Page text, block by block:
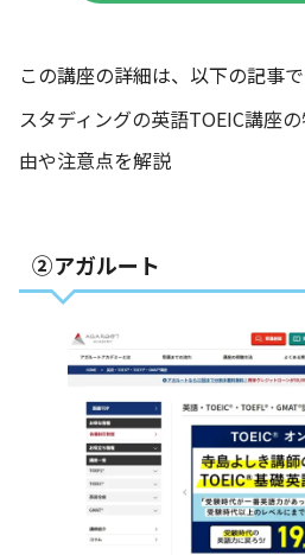
この講座の詳細は、以下の記事
スタディングの英語TOEIC講座
由や注意点を解説
②アガルート